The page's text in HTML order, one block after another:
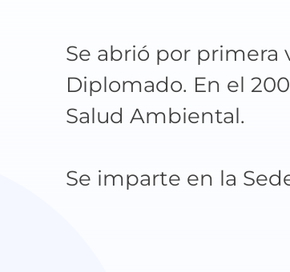
Se abrió por primera
Diplomado. En el
Salud Ambiental.
Se imparte en la